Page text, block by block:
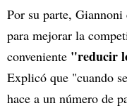
Por su parte, Giannoni
para mejorar la
conveniente "reducir
Explicó que "cuando
hace a un número de